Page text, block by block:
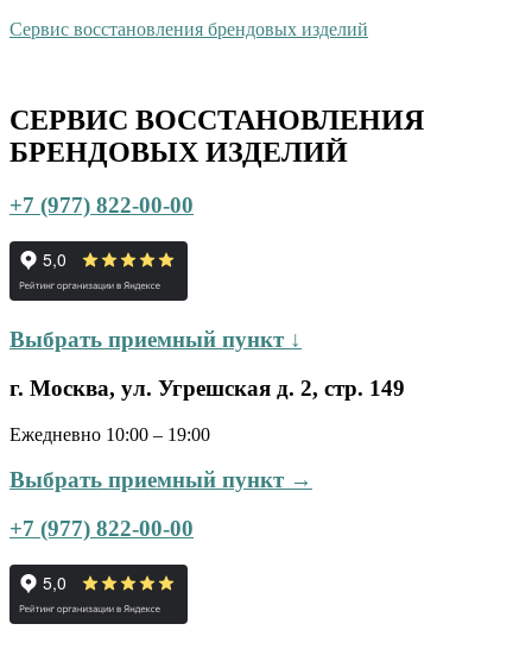
Сервис восстановления брендовых изделий
СЕРВИС ВОССТАНОВЛЕНИЯ
БРЕНДОВЫХ ИЗДЕЛИЙ
+7 (977) 822-00-00
Выбрать приемный пункт ↓
г. Москва, ул. Угрешская д. 2, стр. 149
Ежедневно 10:00 – 19:00
Выбрать приемный пункт →
+7 (977) 822-00-00